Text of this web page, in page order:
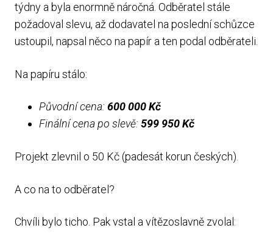
týdny a byla enormně náročná. Odběratel stále
požadoval slevu, až dodavatel na poslední schůzce
ustoupil, napsal něco na papír a ten podal odběrateli.
Na papíru stálo:
Původní cena: 600 000 Kč
Finální cena po slevě: 599 950 Kč
Projekt zlevnil o 50 Kč (padesát korun českých).
A co na to odběratel?
Chvíli bylo ticho. Pak vstal a vítězoslavně zvolal: